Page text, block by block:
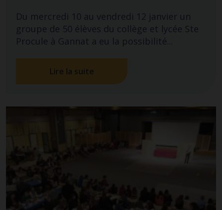
Du mercredi 10 au vendredi 12 janvier un
groupe de 50 élèves du collège et lycée Ste
Procule à Gannat a eu la possibilité...
Lire la suite